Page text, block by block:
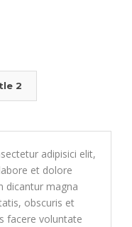
2
adipisici elit,
et dolore
dicantur magna
obscuris et
facere voluntate